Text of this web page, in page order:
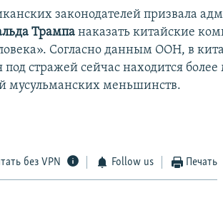
законодателей призвала
Трампа наказать китайские
Согласно данным ООН, в
под стражей сейчас находится
мусульманских меньшинств.
без VPN Follow us Печать